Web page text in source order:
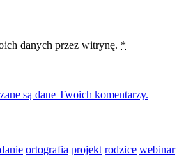
danych przez witrynę. *
są dane Twoich komentarzy.
ortografia projekt rodzice webinar